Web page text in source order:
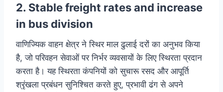
2. Stable freight rates and increase
in bus division
वाणिज्यिक वाहन क्षेत्र ने स्थिर माल ढुलाई दरों का अनुभव किया
है, जो परिवहन सेवाओं पर निर्भर व्यवसायों के लिए स्थिरता प्रदान
करता है। यह स्थिरता कंपनियों को सुचारू रसद और आपूर्ति
श्रृंखला प्रबंधन सुनिश्चित करते हुए, प्रभावी ढंग से अपने